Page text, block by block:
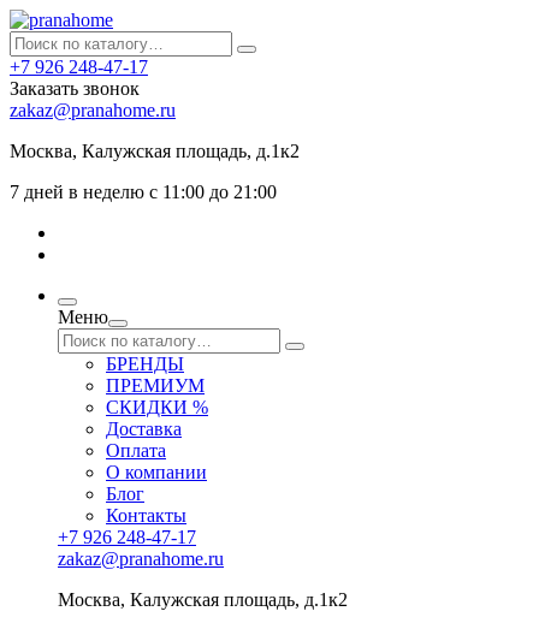
+7 926 248-47-17
Заказать звонок
zakaz@pranahome.ru
Москва, Калужская площадь, д.1к2
7 дней в неделю с 11:00 до 21:00
Меню
БРЕНДЫ
ПРЕМИУМ
СКИДКИ %
Доставка
Оплата
О компании
Блог
Контакты
+7 926 248-47-17
zakaz@pranahome.ru
Москва, Калужская площадь, д.1к2